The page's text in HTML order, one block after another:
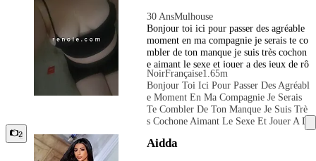
30 AnsMulhouse
Bonjour toi ici pour passer des agréable
moment en ma compagnie je serais te co
mbler de ton manque je suis très cochon
e aimant le sexe et jouer a des jeux de rô
le ou autres alors ne tarde pas et vient vit
e me découvrir
NoirFrançaise1.65m
Bonjour Toi Ici Pour Passer Des Agréabl
E Moment En Ma Compagnie Je Serais
Te Combler De Ton Manque Je Suis Trè
S Cochone Aimant Le Sexe Et Jouer A D
Es Jeux De Rôle Ou Autres Alors Ne Tar
De Pas Et Vient Vite Me Découvrir
2
Aidda